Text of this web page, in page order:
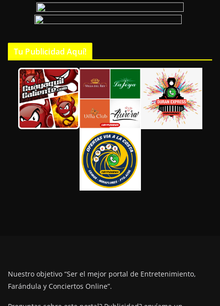
Tu Publicidad Aquí!
Nuestro objetivo “Ser el mejor portal de Entretenimiento,
Farándula y Conciertos Online”.